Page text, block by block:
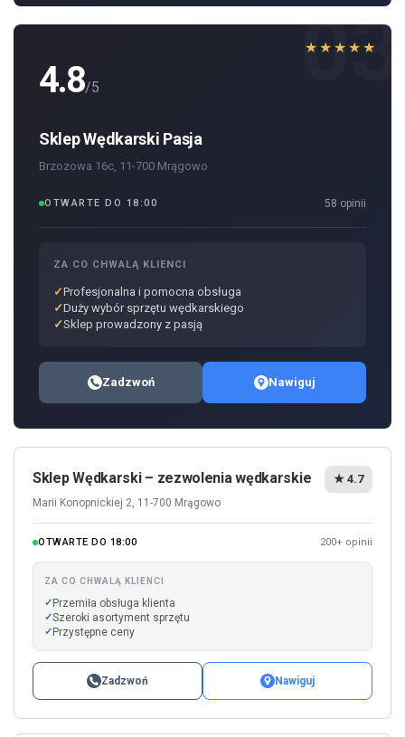
03
★★★★★
4.8/5
Sklep Wędkarski Pasja
Brzozowa 16c, 11-700 Mrągowo
OTWARTE DO 18:00 58 opinii
ZA CO CHWALĄ KLIENCI
Profesjonalna i pomocna obsługa
Duży wybór sprzętu wędkarskiego
Sklep prowadzony z pasją
Zadzwoń Nawiguj
Sklep Wędkarski – zezwolenia wędkarskie
Marii Konopnickiej 2, 11-700 Mrągowo
★ 4.7
OTWARTE DO 18:00 200+ opinii
ZA CO CHWALĄ KLIENCI
Przemiła obsługa klienta
Szeroki asortyment sprzętu
Przystępne ceny
Zadzwoń Nawiguj